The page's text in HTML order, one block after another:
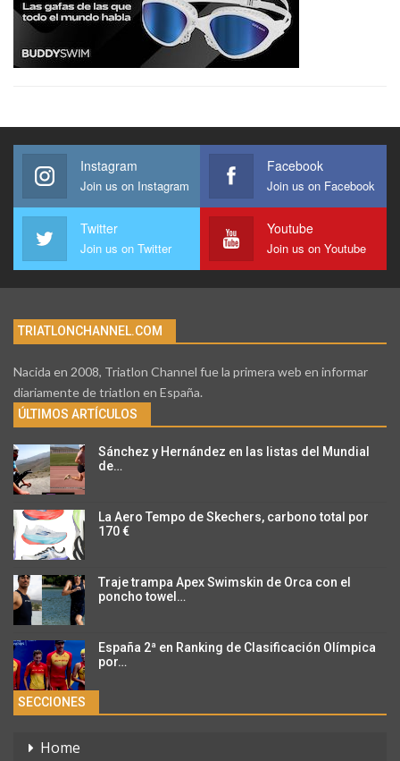
Instagram
Join us on Instagram
Facebook
Join us on Facebook
Twitter
Join us on Twitter
Youtube
Join us on Youtube
TRIATLONCHANNEL.COM
Nacida en 2008, Triatlon Channel fue la primera web en informar
diariamente de triatlon en España.
ÚLTIMOS ARTÍCULOS
Sánchez y Hernández en las listas del Mundial
de…
La Aero Tempo de Skechers, carbono total por
170 €
Traje trampa Apex Swimskin de Orca con el
poncho towel…
España 2ª en Ranking de Clasificación Olímpica
por…
SECCIONES
Home